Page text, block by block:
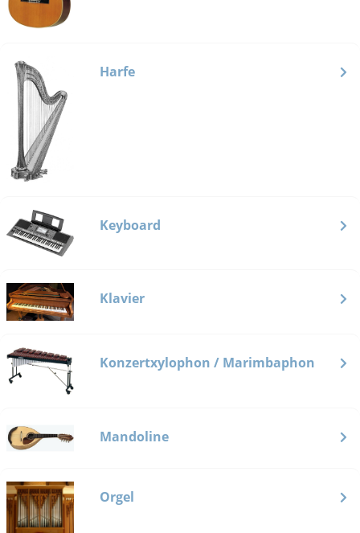
Harfe
Keyboard
Klavier
Konzertxylophon / Marimbaphon
Mandoline
Orgel